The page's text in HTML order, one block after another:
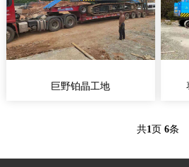
巨野铂晶工地
共1页 6条